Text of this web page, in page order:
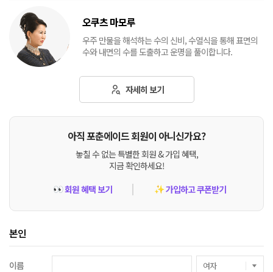
오쿠츠 마모루
우주 만물을 해석하는 수의 신비, 수열식을 통해 표면의
수와 내면의 수를 도출하고 운명을 풀이합니다.
자세히 보기
아직 포춘에이드 회원이 아니신가요?
놓칠 수 없는 특별한 회원 & 가입 혜택,
지금 확인하세요!
👀회원 혜택 보기 ✨가입하고 쿠폰받기
본인
이름